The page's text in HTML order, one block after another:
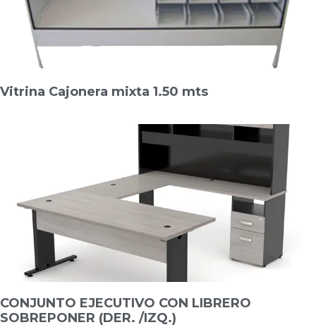
Vitrina Cajonera mixta 1.50 mts
CONJUNTO EJECUTIVO CON LIBRERO
SOBREPONER (DER. /IZQ.)